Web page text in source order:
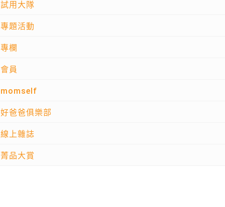
試用大隊
專題活動
專欄
會員
momself
好爸爸俱樂部
線上雜誌
菁品大賞